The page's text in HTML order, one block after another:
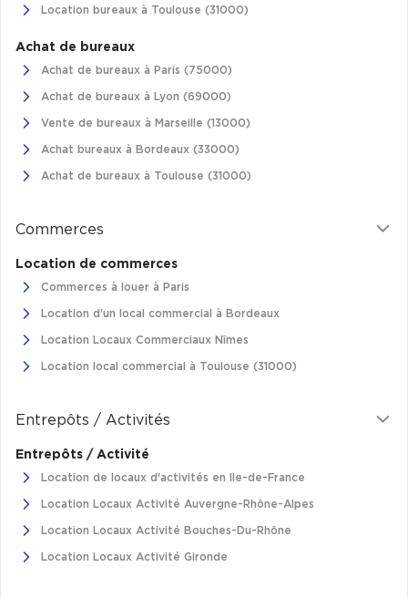
Location bureaux à Toulouse (31000)
Achat de bureaux
Achat de bureaux à Paris (75000)
Achat de bureaux à Lyon (69000)
Vente de bureaux à Marseille (13000)
Achat bureaux à Bordeaux (33000)
Achat de bureaux à Toulouse (31000)
Commerces
Location de commerces
Commerces à louer à Paris
Location d'un local commercial à Bordeaux
Location Locaux Commerciaux Nîmes
Location local commercial à Toulouse (31000)
Entrepôts / Activités
Entrepôts / Activité
Location de locaux d'activités en Ile-de-France
Location Locaux Activité Auvergne-Rhône-Alpes
Location Locaux Activité Bouches-Du-Rhône
Location Locaux Activité Gironde